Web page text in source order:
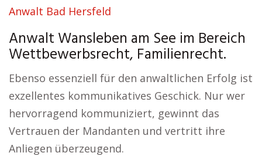
Anwalt Bad Hersfeld
Anwalt Wansleben am See im Bereich
Wettbewerbsrecht, Familienrecht.
Ebenso essenziell für den anwaltlichen Erfolg ist
exzellentes kommunikatives Geschick. Nur wer
hervorragend kommuniziert, gewinnt das
Vertrauen der Mandanten und vertritt ihre
Anliegen überzeugend.